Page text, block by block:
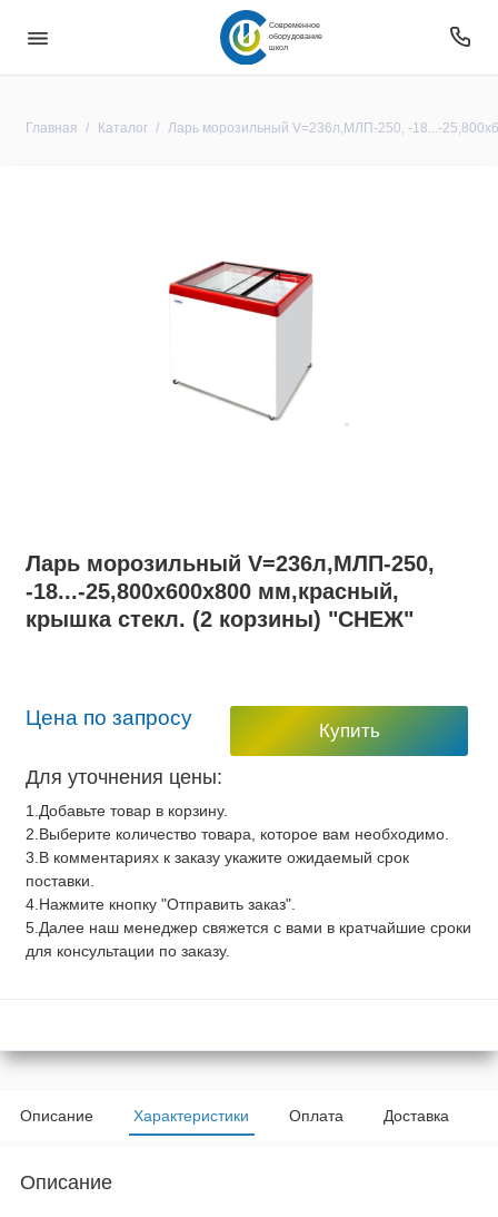
Современное
оборудование
школ
Главная Каталог Ларь морозильный V=236л,МЛП-250, -18...-
Ларь морозильный V=236л,МЛП-250,
-18...-25,800х600х800 мм,красный,
крышка стекл. (2 корзины) "СНЕЖ"
Цена по запросу
Купить
Для уточнения цены:
1.Добавьте товар в корзину.
2.Выберите количество товара, которое вам необходимо.
3.В комментариях к заказу укажите ожидаемый срок
поставки.
4.Нажмите кнопку "Отправить заказ".
5.Далее наш менеджер свяжется с вами в кратчайшие сроки
для консультации по заказу.
Описание Характеристики Оплата Доставка
Описание